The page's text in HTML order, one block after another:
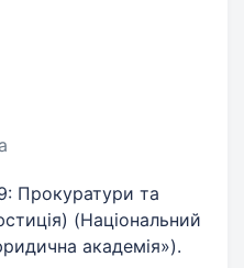
Прокуратури та
(Національний
академія»).